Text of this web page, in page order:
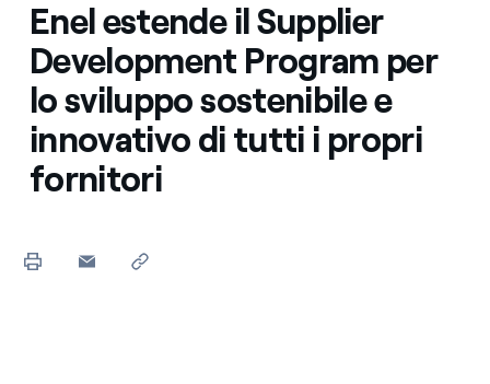
Enel estende il Supplier
Development Program per
lo sviluppo sostenibile e
innovativo di tutti i propri
fornitori